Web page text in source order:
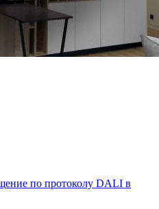
по протоколу DALI в